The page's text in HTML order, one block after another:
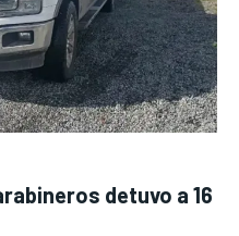
detuvo a 16